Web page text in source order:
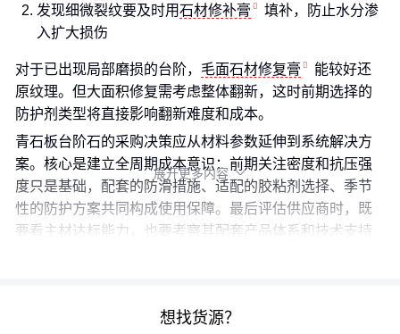
发现细微裂纹要及时用石材修补膏
填补，防止水分渗
入扩大损伤
对于已出现局部磨损的台阶， 毛面石材修复膏
能较好还
原纹理。但大面积修复需考虑整体翻新，这时前期选择的
防护剂类型将直接影响翻新难度和成本。
青石板台阶石的采购决策应从材料参数延伸到系统解决方
案。核心是建立全周期成本意识：前期关注密度和抗压强
度只是基础，配套的防滑措施、适配的胶粘剂选择、季节
性的防护方案共同构成使用保障。最后评估供应商时，既
要看主材达标能力，也要考察其配套产品体系和技术支持
展开更多内容 
想找货源？